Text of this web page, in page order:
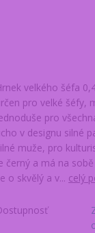
velkého šéfa
pro velké šéfy,
pro
v designu silné
muže, pro
černý a má na
o skvělý a v... celý